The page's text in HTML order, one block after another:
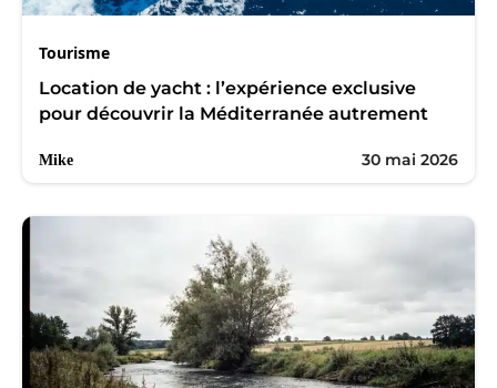
Tourisme
Location de yacht : l’expérience exclusive
pour découvrir la Méditerranée autrement
Mike 30 mai 2026